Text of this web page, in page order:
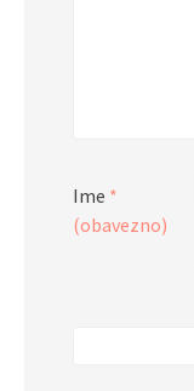
Ime *
(obavezno)